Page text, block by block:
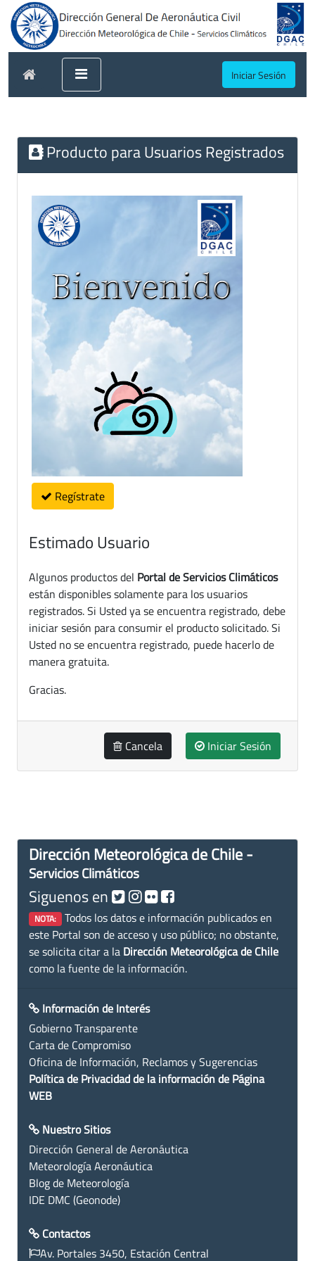
Iniciar Sesión
Producto para Usuarios Registrados
Regístrate
Estimado Usuario
Algunos productos del Portal de Servicios Climáticos
están disponibles solamente para los usuarios
registrados. Si Usted ya se encuentra registrado, debe
iniciar sesión para consumir el producto solicitado. Si
Usted no se encuentra registrado, puede hacerlo de
manera gratuita.
Gracias.
Cancela Iniciar Sesión
Dirección Meteorológica de Chile -
Servicios Climáticos
Siguenos en
NOTA: Todos los datos e información publicados en
este Portal son de acceso y uso público; no obstante,
se solicita citar a la Dirección Meteorológica de Chile
como la fuente de la información.
Información de Interés
Gobierno Transparente
Carta de Compromiso
Oficina de Información, Reclamos y Sugerencias
Política de Privacidad de la información de Página
WEB
Nuestro Sitios
Dirección General de Aeronáutica
Meteorología Aeronáutica
Blog de Meteorología
IDE DMC (Geonode)
Contactos
Av. Portales 3450, Estación Central